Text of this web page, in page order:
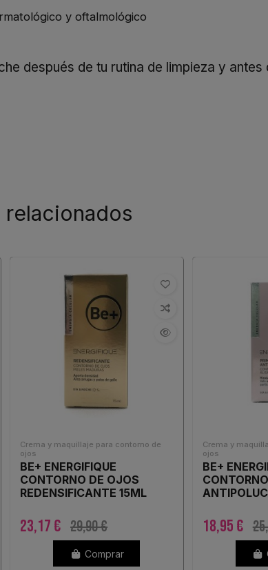
y oftalmológico
después de tu rutina de limpieza y
Crema y maquillaje para contorno de
ojos
BE+ ENERGIFIQUE
CONTORNO DE OJOS
REDENSIFICANTE 15ML
23,17 € 29,90 €
Comprar
Crema y
ojos
BE+
18,95 €